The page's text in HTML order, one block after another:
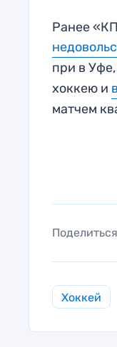
Ранее
при в
хоккею и
матчем
Поделиться
Хоккей